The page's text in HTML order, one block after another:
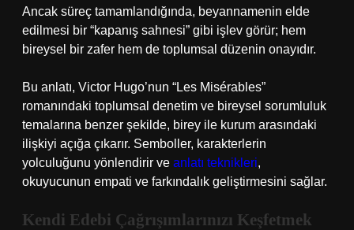
Ancak süreç tamamlandığında, beyannamenin elde
edilmesi bir “kapanış sahnesi” gibi işlev görür; hem
bireysel bir zafer hem de toplumsal düzenin onayıdır.
Bu anlatı, Victor Hugo’nun “Les Misérables”
romanındaki toplumsal denetim ve bireysel sorumluluk
temalarına benzer şekilde, birey ile kurum arasındaki
ilişkiyi açığa çıkarır. Semboller, karakterlerin
yolculuğunu yönlendirir ve anlatı teknikleri,
okuyucunun empati ve farkındalık geliştirmesini sağlar.
Kendi Edebi Çağrışımlarınızı Keşfetmek